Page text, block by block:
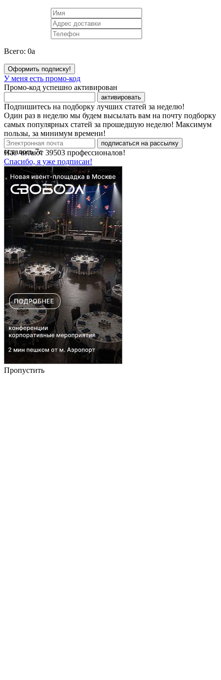
Всего: 0a
Оформить подписку!
У меня есть промо-код
Промо-код успешно активирован
активировать
Подпишитесь на подборку лучших статей за неделю!
Один раз в неделю мы будем высылать вам на почту подборку
самых популярных статей за прошедшую неделю! Максимум
пользы, за минимум времени!
подписаться на рассылку
Нас читают 39503 профессионалов!
Спасибо, я уже подписан!
осталось7с
Пропустить